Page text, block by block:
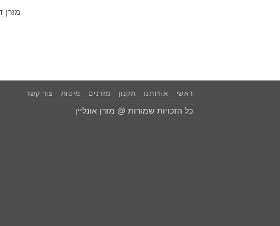
ראשי אודותנו תקנון מזרנים מיטות צור קשר
כל הזכויות שמורות @ מזרן אונליין